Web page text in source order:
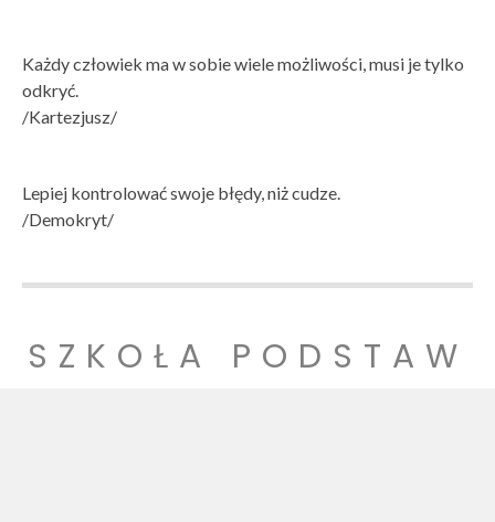
Każdy człowiek ma w sobie wiele możliwości, musi je tylko
odkryć.
/Kartezjusz/
Lepiej kontrolować swoje błędy, niż cudze.
/Demokryt/
SZKOŁA PODSTAW